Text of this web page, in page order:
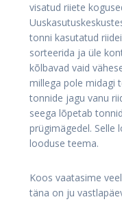
visatud riiete
tonni kasutatud
sorteerida ja üle
kõlbavad vaid
millega pole midagi
tonnide jagu vanu
seega lõpetab
prügimägedel. Selle
looduse teema.
Koos vaatasime
täna on ju